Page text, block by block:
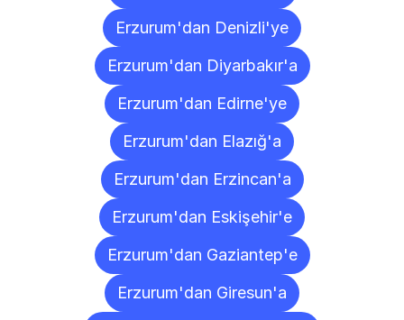
Erzurum'dan Denizli'ye
Erzurum'dan Diyarbakır'a
Erzurum'dan Edirne'ye
Erzurum'dan Elazığ'a
Erzurum'dan Erzincan'a
Erzurum'dan Eskişehir'e
Erzurum'dan Gaziantep'e
Erzurum'dan Giresun'a